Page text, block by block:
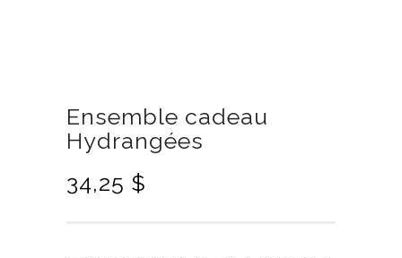
Ensemble cadeau
Hydrangées
34,25 $